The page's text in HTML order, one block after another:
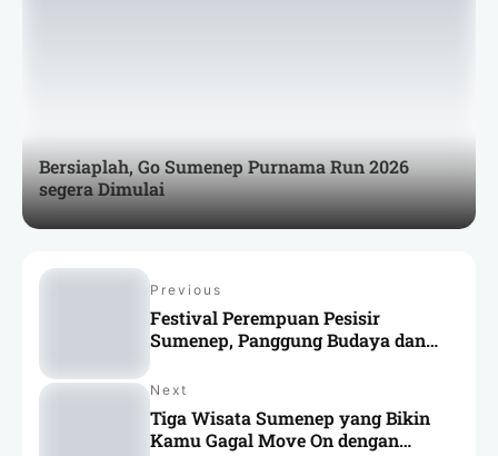
Bersiaplah, Go Sumenep Purnama Run 2026
segera Dimulai
Previous
Festival Perempuan Pesisir
Sumenep, Panggung Budaya dan
Next
Tiga Wisata Sumenep yang Bikin
Kamu Gagal Move On dengan